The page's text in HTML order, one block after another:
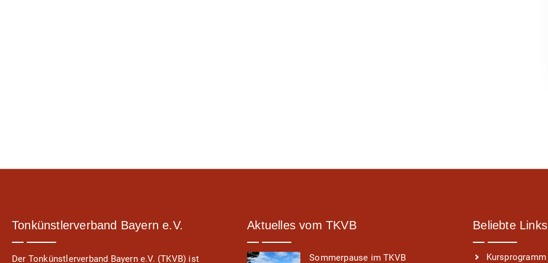
Tonkünstlerverband Bayern e.V.
Der Tonkünstlerverband Bayern e.V. (TKVB) ist
Aktuelles vom TKVB
Sommerpause im TKVB
Beliebte Links
Kursprogramm